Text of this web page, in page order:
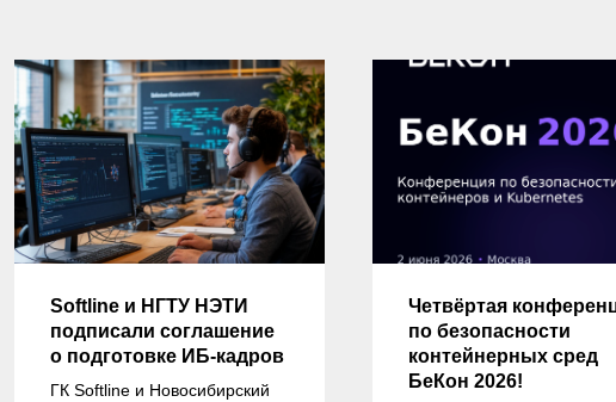
Softline и НГТУ НЭТИ
подписали соглашение
о подготовке ИБ-кадров
ГК Softline и Новосибирский
Четвёртая
по безопасности
контейнерных сред
БеКон 2026!